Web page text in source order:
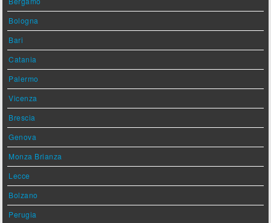
Bologna
Bari
Catania
Palermo
Vicenza
Brescia
Genova
Monza Brianza
Lecce
Bolzano
Perugia